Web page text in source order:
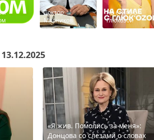
Доктор
Мясников
На стиле с
Глюкозой
«Я жив. Помолись за меня»:
Донцова со слезами о словах